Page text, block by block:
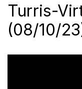
Turris-
(08/10/